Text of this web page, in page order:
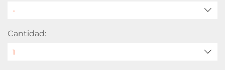
Cantidad: